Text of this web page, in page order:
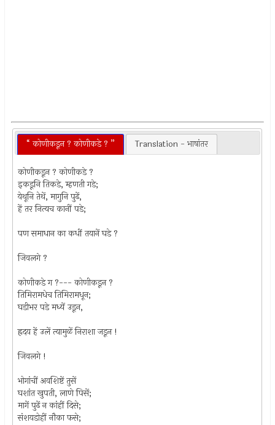
“ कोणीकडून ? कोणीकडे ? ” Translation - भाषांतर
कोणीकडून ? कोणीकडे ?
इकडूनि तिकडे, म्हणती गडे;
येथूनि तेथें, मागुनि पुढें,
हें तर नित्यच कानीं पडे;
पण समाधान का कधीं तयानें घडे ?
जिवलगे ?
कोणीकडे ग ?--- कोणीकडून ?
तिमिरामधेच तिमिरामधून;
घडीभर पडे मध्यें उडून,
ह्रदय हें उलें त्यामुळें निराशा जडून !
जिवलगे !
भोगांचीं अवशिष्टें तुसें
घशांत खुपती, लाणे पिसें;
मागें पुढें न कांहीं दिसे;
संशयडोहीं नौका फसे;